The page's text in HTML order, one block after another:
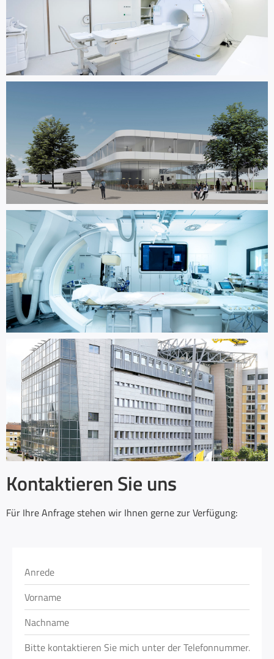
Radiologie, Franziskus Aachen
Generalplanung
Forschungs- und
Verwaltungsgebäude
Konzept und Generalplanung
Linksherzkatheter-Messbereich,
Marienhospital Aachen
Generalplanung
Modernisierung St.-Antonius-
Hospital, Eschweiler
Zielplanung und Generalplanung
Kontaktieren Sie uns
Für Ihre Anfrage stehen wir Ihnen gerne zur Verfügung: